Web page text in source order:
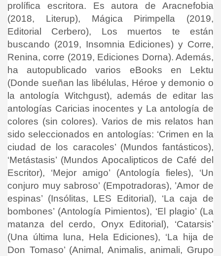
prolífica escritora. Es autora de Aracnefobia
(2018, Literup), Mágica Pirimpella (2019,
Editorial Cerbero), Los muertos te están
buscando (2019, Insomnia Ediciones) y Corre,
Renina, corre (2019, Ediciones Dorna). Además,
ha autopublicado varios eBooks en Lektu
(Donde sueñan las libélulas, Héroe y demonio o
la antología Witchgust), además de editar las
antologías Caricias inocentes y La antología de
colores (sin colores). Varios de mis relatos han
sido seleccionados en antologías: ‘Crimen en la
ciudad de los caracoles’ (Mundos fantásticos),
‘Metástasis’ (Mundos Apocalipticos de Café del
Escritor), ‘Mejor amigo’ (Antología fieles), ‘Un
conjuro muy sabroso’ (Empotradoras), ’Amor de
espinas’ (Insólitas, LES Editorial), ‘La caja de
bombones’ (Antología Pimientos), ‘El plagio’ (La
matanza del cerdo, Onyx Editorial), ‘Catarsis’
(Una última luna, Hela Ediciones), ‘La hija de
Don Tomaso’ (Animal, Animalis, animali, Grupo